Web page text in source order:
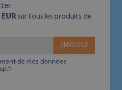
sur tous les produits de
ENVOYEZ
de mes données